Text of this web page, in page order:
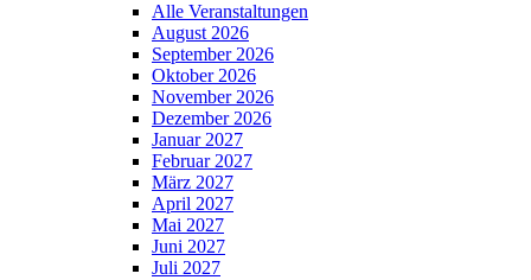
Alle Veranstaltungen
August 2026
September 2026
Oktober 2026
November 2026
Dezember 2026
Januar 2027
Februar 2027
März 2027
April 2027
Mai 2027
Juni 2027
Juli 2027